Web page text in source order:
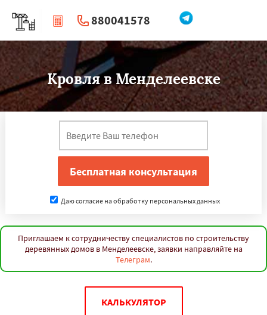
880041578
| Перезвоните мне
Кровля в Менделеевске
Даю согласие на обработку персональных данных
Приглашаем к сотрудничеству специалистов по строительству
деревянных домов в Менделеевске, заявки направляйте на
Телеграм.
КАЛЬКУЛЯТОР